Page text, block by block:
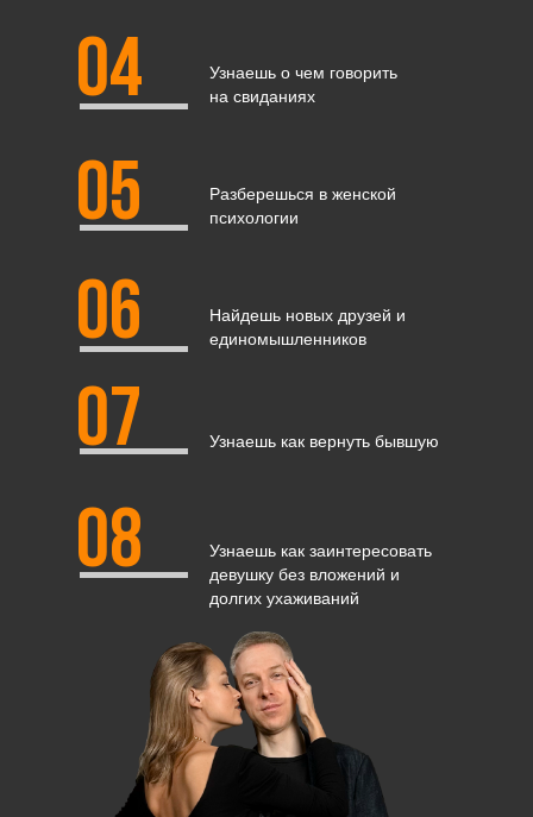
06
05
04
Узнаешь о чем говорить
на свиданиях
Разберешься в женской
психологии
Найдешь новых друзей и
единомышленников
08
07 Узнаешь как вернуть бывшую
Узнаешь как заинтересовать
девушку без вложений и
долгих ухаживаний